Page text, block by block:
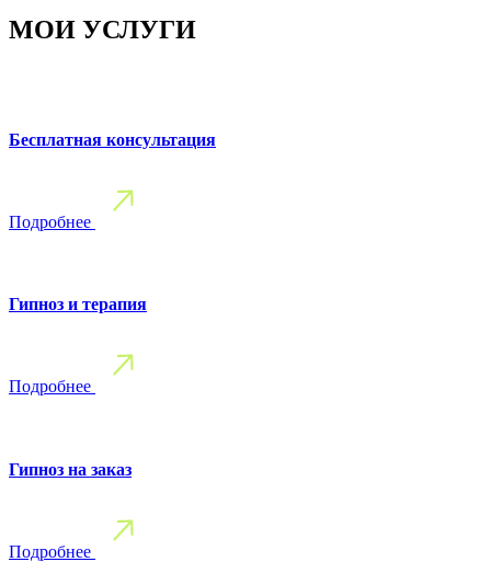
МОИ УСЛУГИ
Бесплатная консультация
Подробнее
Гипноз и терапия
Подробнее
Гипноз на заказ
Подробнее